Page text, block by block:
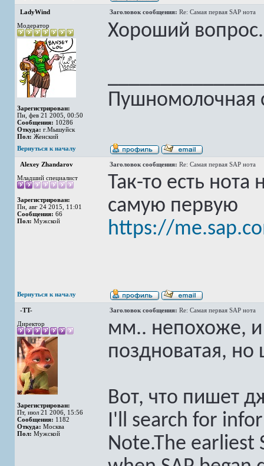
LadyWind Заголовок сообщения: Re: Самая первая SAP нота
Модератор
Зарегистрирован:
Пн, фев 21 2005, 00:50
Сообщения: 10286
Откуда: г.Мышуйск
Пол: Женский
Хороший
Пушномолочная
Вернуться к началу
Alexey Zhandarov Заголовок сообщения: Re: Самая первая SAP нота
Младший специалист
Зарегистрирован:
Пн, авг 24 2015, 11:01
Сообщения: 66
Пол: Мужской
Так-то есть
самую первую
https://
Вернуться к началу
-TT- Заголовок сообщения: Re: Самая первая SAP нота
Директор
Зарегистрирован:
Пт, июл 21 2006, 15:56
Сообщения: 1182
Откуда: Москва
Пол: Мужской
мм.. непохоже, и
поздноватая,
Вот, что пишет
I'll search for
Note.The earliest